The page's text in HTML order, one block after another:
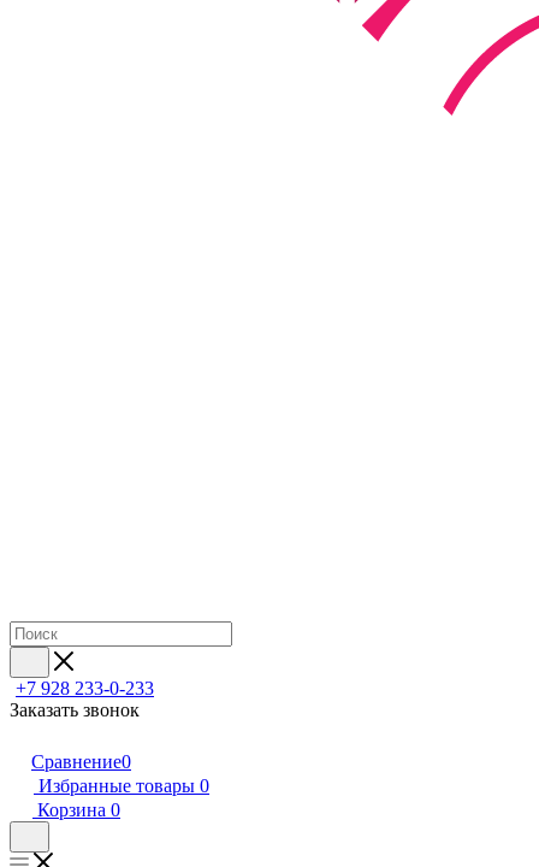
+7 928 233-0-233
Заказать звонок
Сравнение0
Избранные товары 0
Корзина 0